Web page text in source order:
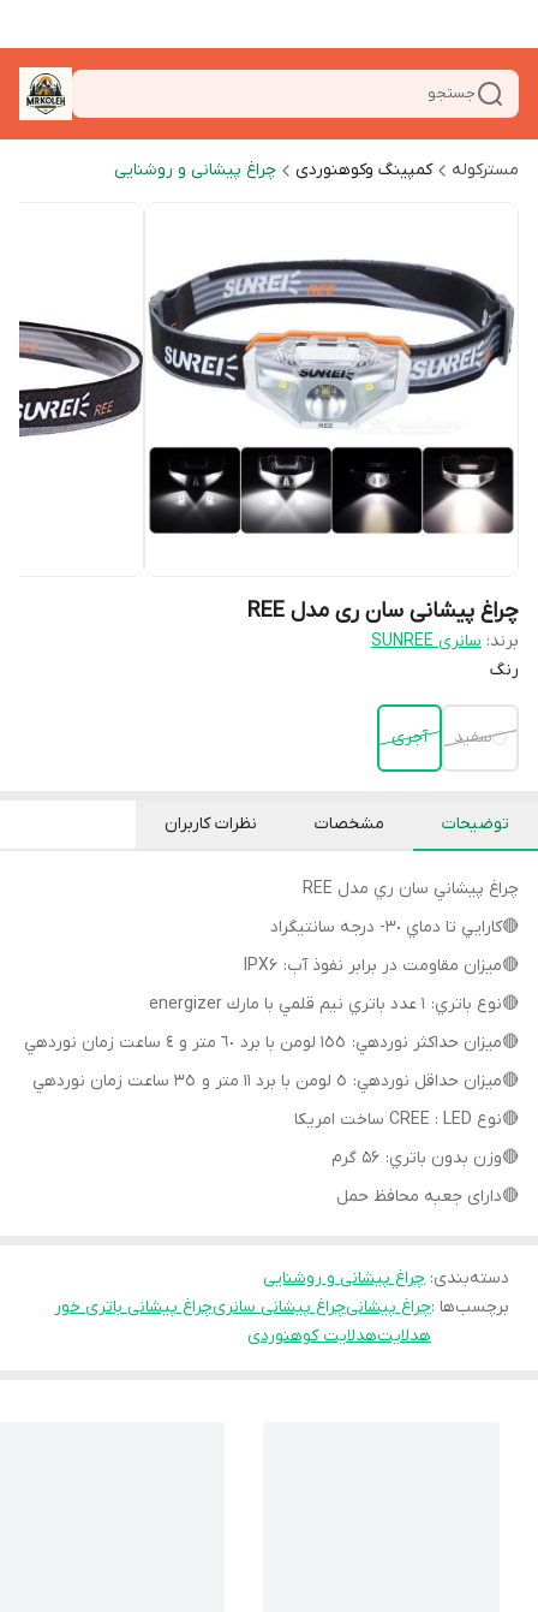
جستجو
مسترکوله کمپینگ وکوهنوردی چراغ پیشانی و روشنایی
چراغ پیشانی سان ری مدل REE
برند: سانری SUNREE
رنگ
سفید آجری
توضیحات مشخصات نظرات کاربران
چراغ پيشاني سان ري مدل REE
🔴كارايي تا دماي ٣٠- درجه سانتيگراد
🔴ميزان مقاومت در برابر نفوذ آب: IPX6
🔴نوع باتري: ١ عدد باتري نيم قلمي با مارك energizer
🔴ميزان حداكثر نوردهي: ١٥٥ لومن با برد ٦٠ متر و ٤ ساعت زمان نوردهي
🔴ميزان حداقل نوردهي: ٥ لومن با برد ١١ متر و ٣٥ ساعت زمان نوردهي
🔴نوع CREE : LED ساخت امريكا
🔴وزن بدون باتري: 56 گرم
🔴دارای جعبه محافظ حمل
دسته‌بندی: چراغ پیشانی و روشنایی
برچسب‌ها :چراغ پیشانیچراغ پیشانی سانریچراغ پیشانی باتری خور
هدلایتهدلایت کوهنوردی